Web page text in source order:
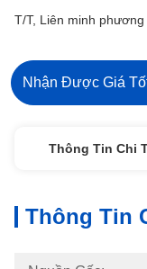
T/T, Liên minh phương
Nhận Được Giá
Thông Tin Chi
Thông Tin